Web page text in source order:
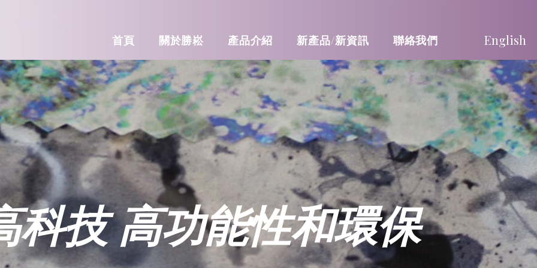
English
首頁 關於勝崧 產品介紹 新產品/新資訊 聯絡我們
科技 高功能性和環保